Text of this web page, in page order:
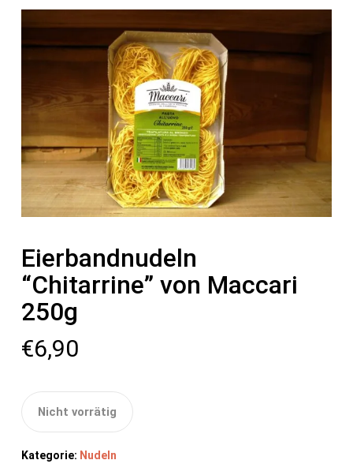
Eierbandnudeln
“Chitarrine” von Maccari
250g
€6,90
Nicht vorrätig
Kategorie: Nudeln